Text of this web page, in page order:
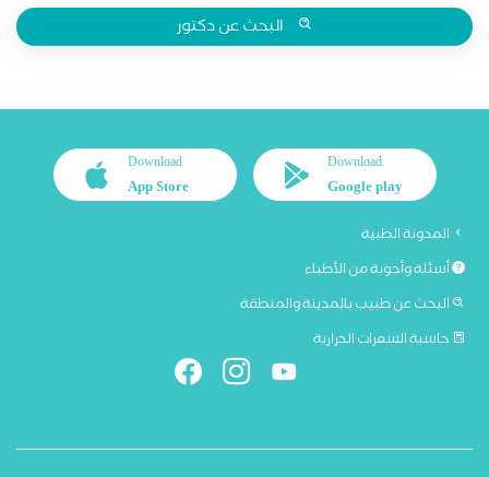
البحث عن دكتور
Download
Google play
Download
App Store
المدونة الطبية
أسئلة وأجوبة من الأطباء
البحث عن طبيب بالمدينة والمنطقة
حاسبة السعرات الحرارية